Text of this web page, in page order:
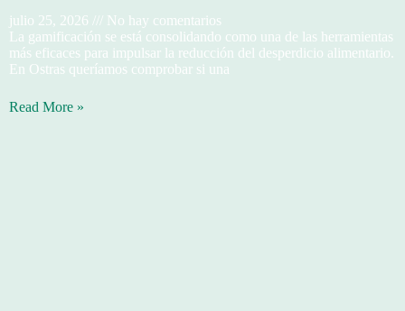
julio 25, 2026
No hay comentarios
La gamificación se está consolidando como una de las herramientas
más eficaces para impulsar la reducción del desperdicio alimentario.
En Ostras queríamos comprobar si una
Read More »